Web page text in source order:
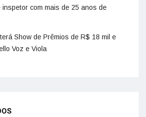
com mais de 25 anos de
Show de Prêmios de R$ 18 mil e
Voz e Viola